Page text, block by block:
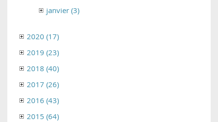
janvier (3)
2020 (17)
2019 (23)
2018 (40)
2017 (26)
2016 (43)
2015 (64)